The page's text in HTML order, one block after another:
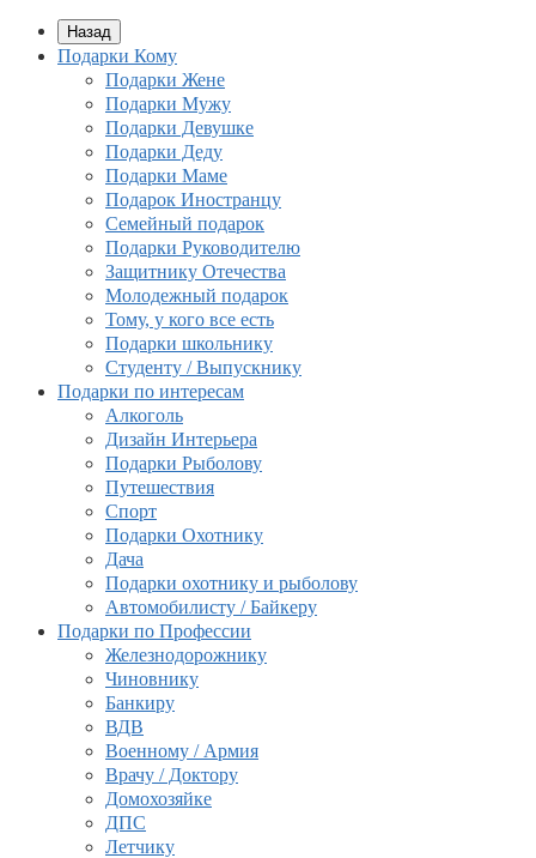
Назад
Подарки Кому
Подарки Жене
Подарки Мужу
Подарки Девушке
Подарки Деду
Подарки Маме
Подарок Иностранцу
Семейный подарок
Подарки Руководителю
Защитнику Отечества
Молодежный подарок
Тому, у кого все есть
Подарки школьнику
Студенту / Выпускнику
Подарки по интересам
Алкоголь
Дизайн Интерьера
Подарки Рыболову
Путешествия
Спорт
Подарки Охотнику
Дача
Подарки охотнику и рыболову
Автомобилисту / Байкеру
Подарки по Профессии
Железнодорожнику
Чиновнику
Банкиру
ВДВ
Военному / Армия
Врачу / Доктору
Домохозяйке
ДПС
Летчику